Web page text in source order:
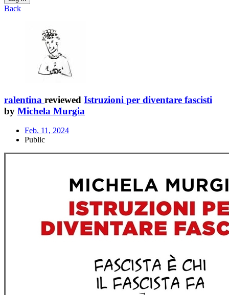
Back
ralentina reviewed Istruzioni per diventare fascisti
by Michela Murgia
Feb. 11, 2024
Public